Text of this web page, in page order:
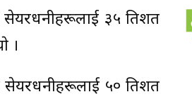
३५ प्रतिशत
।
५० प्रतिशत